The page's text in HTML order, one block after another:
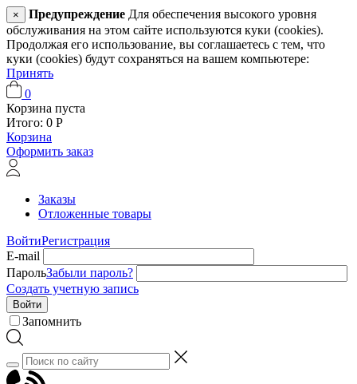
× Предупреждение Для обеспечения высокого уровня
обслуживания на этом сайте используются куки (cookies).
Продолжая его использование, вы соглашаетесь с тем, что
куки (cookies) будут сохраняться на вашем компьютере:
Принять
0
Корзина пуста
Итого: 0 Р
Корзина
Оформить заказ
Заказы
Отложенные товары
ВойтиРегистрация
E-mail
ПарольЗабыли пароль?
Создать учетную запись
Войти
Запомнить